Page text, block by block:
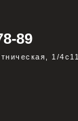
89
1/4с11